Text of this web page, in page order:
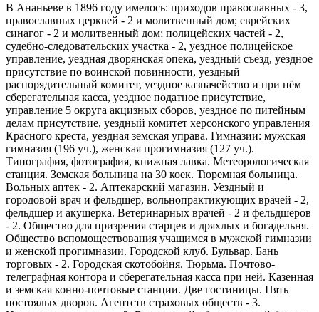
В Ананьеве в 1896 году имелось: приходов православных - 3,
православных церквей - 2 и молитвенный дом; еврейских
синагог - 2 и молитвенный дом; полицейских частей - 2,
судебно-следовательских участка - 2, уездное полицейское
управление, уездная дворянская опека, уездный съезд, уездное
присутствие по воинской повинности, уездный
распорядительный комитет, уездное казначейство и при нём
сберегательная касса, уездное податное присутствие,
управление 5 округа акцизных сборов, уездное по питейным
делам присутствие, уездный комитет херсонского управления
Красного креста, уездная земская управа. Гимназии: мужская
гимназия (196 уч.), женская прогимназия (127 уч.).
Типография, фотография, книжная лавка. Метеорологическая
станция. Земская больница на 30 коек. Тюремная больница.
Вольных аптек - 2. Аптекарский магазин. Уездный и
городовой врач и фельдшер, вольнопрактикующих врачей - 2,
фельдшер и акушерка. Ветеринарных врачей - 2 и фельдшеров
- 2. Общество для призрения старцев и дряхлых и богадельня.
Общество вспомоществования учащимся в мужской гимназии
и женской прогимназии. Городской клуб. Бульвар. Бань
торговых - 2. Городская скотобойня. Тюрьма. Почтово-
телеграфная контора и сберегательная касса при ней. Казенная
и земская конно-почтовые станции. Две гостиницы. Пять
постоялых дворов. Агентств страховых обществ - 3.